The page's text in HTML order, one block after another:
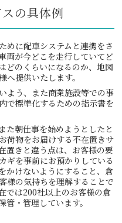
の具体例
めに配車システムと連携をさ
両が今どこを走行していてど
どのくらいになるのか、地図
へ提供いたします。
よう、また商業施設等での事
で標準化するための指示書を
た朝仕事を始めようとしたと
荷物をお届けする不在置きサ
置きと違う点は、お客様の要
ギを事前にお預かりしている
かけないようにすること、倉
様の気持ちを理解することで
では200社以上のお客様の倉
・管理しています。